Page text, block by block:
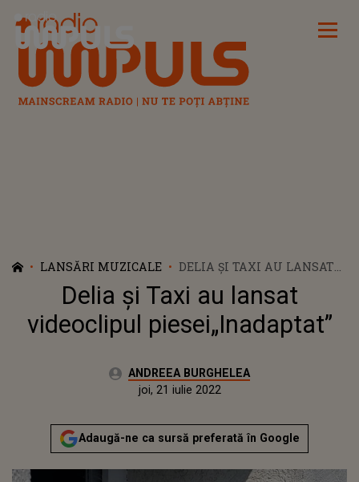
Radio Impuls
LANSĂRI MUZICALE
DELIA ȘI TAXI AU LANSAT
VIDEOCLIPUL
PIESEI„INADAPTAT”
Delia și Taxi au lansat
videoclipul piesei„Inadaptat”
Autor:ANDREEA BURGHELEA
Actualizat:
joi, 21 iulie 2022
Adaugă-ne ca sursă preferată în Google